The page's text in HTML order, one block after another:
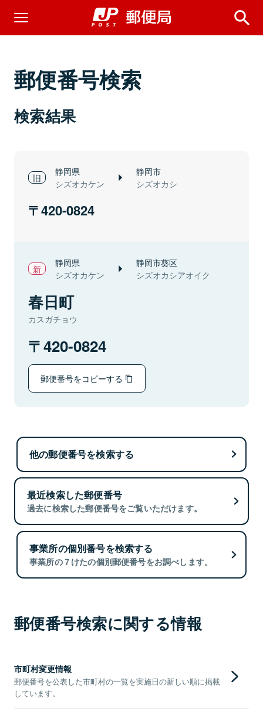
郵便番号検索
検索結果
静岡県
シズオカケン
静岡市
シズオカシ
420-0824
静岡県
シズオカケン
静岡市葵区
シズオカシアオイク
春日町
カスガチョウ
420-0824
郵便番号をコピーする
他の郵便番号を検索する
最近検索した郵便番号
過去に検索した郵便番号をご覧いただけます。
事業所の個別番号を検索する
事業所の７けたの個別郵便番号をお調べします。
郵便番号検索に関する情報
市町村変更情報
郵便番号を公表した市町村の一覧を実施日の新しい順に掲載
しています。